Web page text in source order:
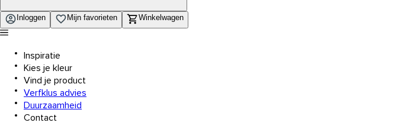
Inloggen Mijn favorieten Winkelwagen
Inspiratie
Kies je kleur
Vind je product
Verfklus advies
Duurzaamheid
Contact